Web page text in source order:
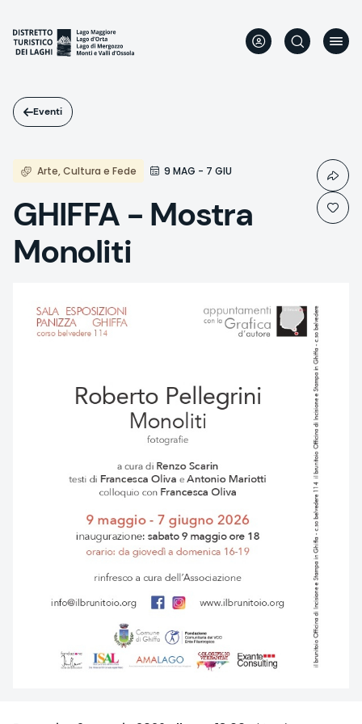
contenuto
principale
Eventi
Arte, Cultura e Fede 9 MAG - 7 GIU
GHIFFA - Mostra
Monoliti